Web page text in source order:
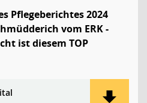
Pflegeberichtes 2024
vom ERK -
ist diesem TOP